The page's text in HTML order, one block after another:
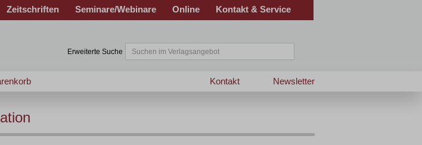
Zeitschriften Seminare/Webinare Online Kontakt & Service
Erweiterte Suche
Newsletter
Kontakt